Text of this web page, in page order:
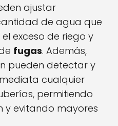
ajustar
de agua que
exceso de riego y
fugas. Además,
pueden detectar y
cualquier
permitiendo
evitando mayores